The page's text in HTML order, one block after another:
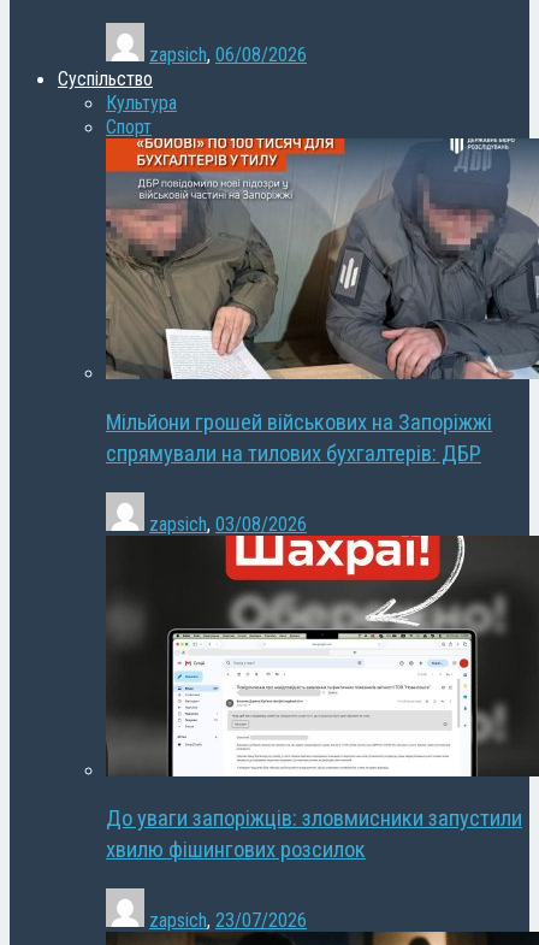
zapsich, 06/08/2026
Суспільство
Культура
Спорт
Мільйони грошей військових на Запоріжжі
спрямували на тилових бухгалтерів: ДБР
zapsich, 03/08/2026
До уваги запоріжців: зловмисники запустили
хвилю фішингових розсилок
zapsich, 23/07/2026